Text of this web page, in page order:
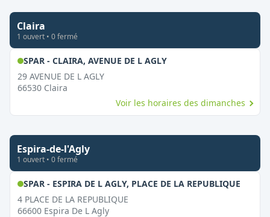
Claira
1 ouvert • 0fermé
SPAR - CLAIRA, AVENUE DE L AGLY,
29 AVENUE DE L AGLY
66530 Claira
Voir les horaires des dimanches
Espira-de-l'Agly
1 ouvert • 0fermé
SPAR - ESPIRA DE L AGLY, PLACE DE LA REPUBLIQUE,
4 PLACE DE LA REPUBLIQUE
66600 Espira De L Agly